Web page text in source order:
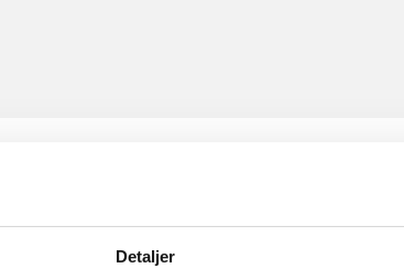
Detaljer